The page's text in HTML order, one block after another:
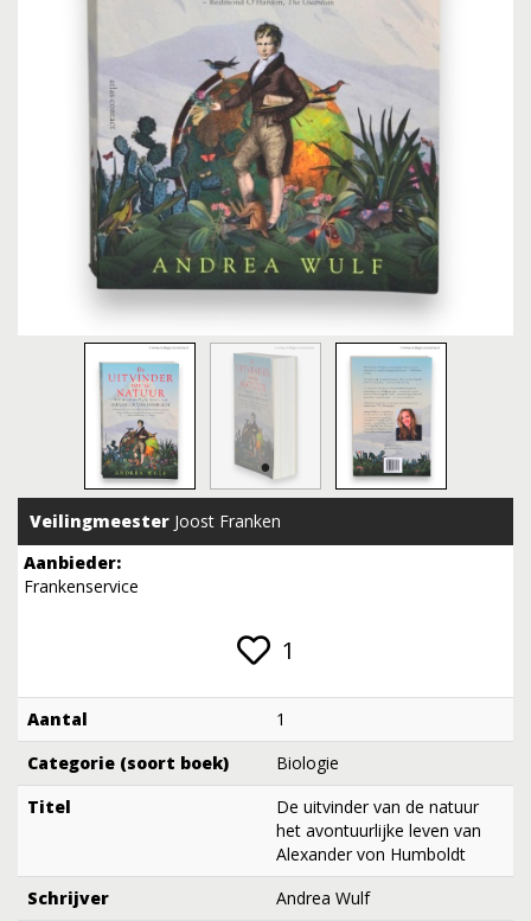
Veilingmeester Joost Franken
Aanbieder:
Frankenservice
1
Aantal
1
Categorie (soort boek)
Biologie
Titel
De uitvinder van de natuur
het avontuurlijke leven van
Alexander von Humboldt
Schrijver
Andrea Wulf